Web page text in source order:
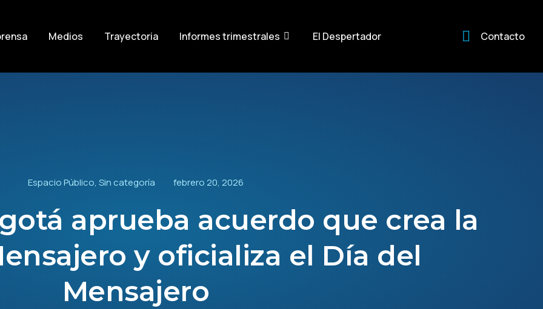
Medios Trayectoria Informes trimestrales El Despertador Contacto
Espacio Público, Sin categoría febrero 20, 2026
aprueba acuerdo que crea la
y oficializa el Día del
Mensajero